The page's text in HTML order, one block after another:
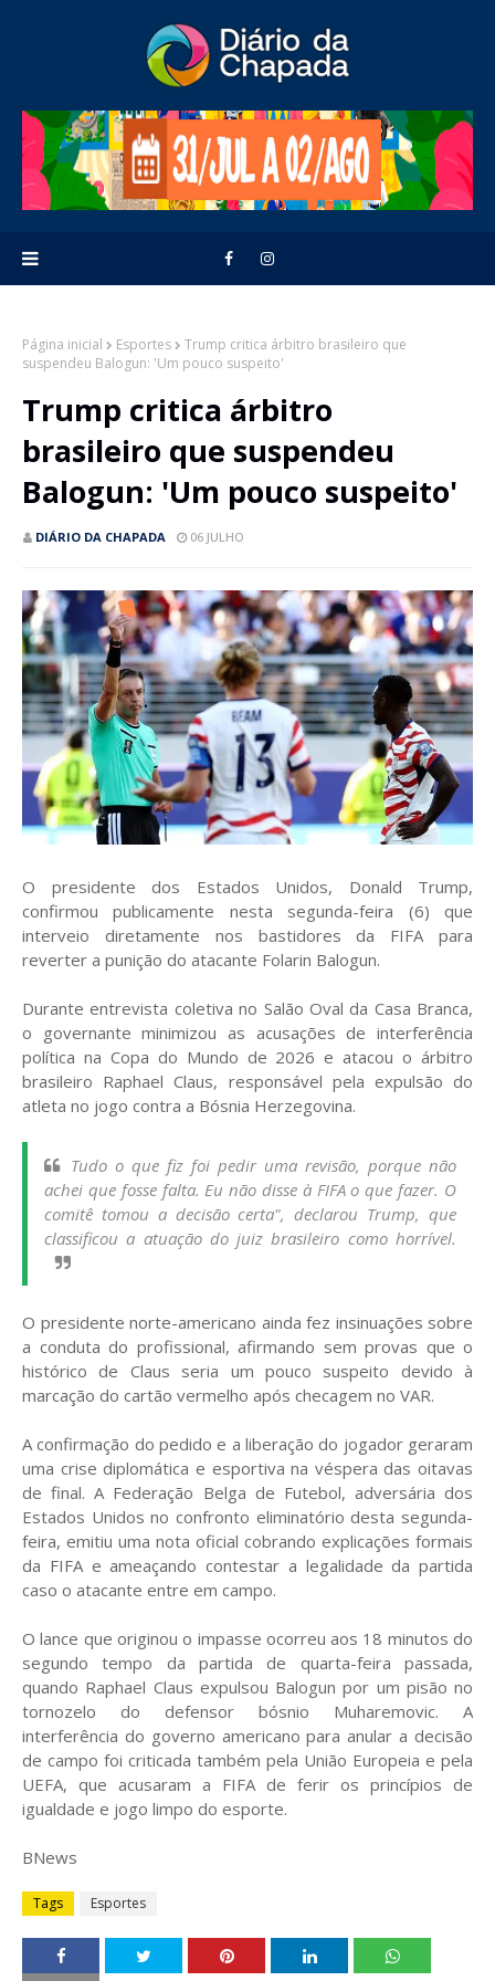
Página inicial Esportes
Trump critica árbitro brasileiro que
suspendeu Balogun: 'Um pouco suspeito'
Trump critica árbitro
brasileiro que suspendeu
Balogun: 'Um pouco suspeito'
DIÁRIO DA CHAPADA 06 JULHO
O presidente dos Estados Unidos, Donald Trump,
confirmou publicamente nesta segunda-feira (6) que
interveio diretamente nos bastidores da FIFA para
reverter a punição do atacante Folarin Balogun.
Durante entrevista coletiva no Salão Oval da Casa Branca,
o governante minimizou as acusações de interferência
política na Copa do Mundo de 2026 e atacou o árbitro
brasileiro Raphael Claus, responsável pela expulsão do
atleta no jogo contra a Bósnia Herzegovina.
Tudo o que fiz foi pedir uma revisão, porque não
achei que fosse falta. Eu não disse à FIFA o que fazer. O
comitê tomou a decisão certa", declarou Trump, que
classificou a atuação do juiz brasileiro como horrível.
O presidente norte-americano ainda fez insinuações sobre
a conduta do profissional, afirmando sem provas que o
histórico de Claus seria um pouco suspeito devido à
marcação do cartão vermelho após checagem no VAR.
A confirmação do pedido e a liberação do jogador geraram
uma crise diplomática e esportiva na véspera das oitavas
de final. A Federação Belga de Futebol, adversária dos
Estados Unidos no confronto eliminatório desta segunda-
feira, emitiu uma nota oficial cobrando explicações formais
da FIFA e ameaçando contestar a legalidade da partida
caso o atacante entre em campo.
O lance que originou o impasse ocorreu aos 18 minutos do
segundo tempo da partida de quarta-feira passada,
quando Raphael Claus expulsou Balogun por um pisão no
tornozelo do defensor bósnio Muharemovic. A
interferência do governo americano para anular a decisão
de campo foi criticada também pela União Europeia e pela
UEFA, que acusaram a FIFA de ferir os princípios de
igualdade e jogo limpo do esporte.
BNews
Tags Esportes